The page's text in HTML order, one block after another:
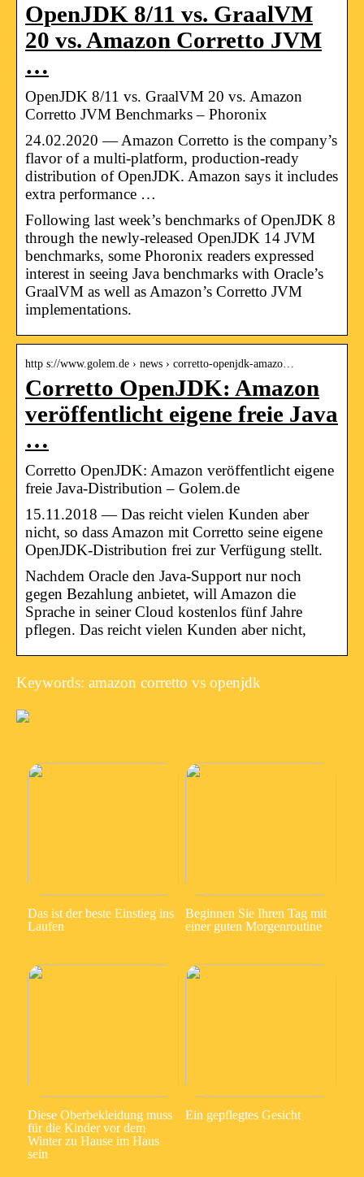
OpenJDK 8/11 vs. GraalVM
20 vs. Amazon Corretto JVM
…
OpenJDK 8/11 vs. GraalVM 20 vs. Amazon
Corretto JVM Benchmarks – Phoronix
24.02.2020 — Amazon Corretto is the company’s
flavor of a multi-platform, production-ready
distribution of OpenJDK. Amazon says it includes
extra performance …
Following last week’s benchmarks of OpenJDK 8
through the newly-released OpenJDK 14 JVM
benchmarks, some Phoronix readers expressed
interest in seeing Java benchmarks with Oracle’s
GraalVM as well as Amazon’s Corretto JVM
implementations.
http s://www.golem.de › news › corretto-openjdk-amazo…
Corretto OpenJDK: Amazon
veröffentlicht eigene freie Java
…
Corretto OpenJDK: Amazon veröffentlicht eigene
freie Java-Distribution – Golem.de
15.11.2018 — Das reicht vielen Kunden aber
nicht, so dass Amazon mit Corretto seine eigene
OpenJDK-Distribution frei zur Verfügung stellt.
Nachdem Oracle den Java-Support nur noch
gegen Bezahlung anbietet, will Amazon die
Sprache in seiner Cloud kostenlos fünf Jahre
pflegen. Das reicht vielen Kunden aber nicht,
Keywords: amazon corretto vs openjdk
Das ist der beste Einstieg ins
Laufen
Beginnen Sie Ihren Tag mit
einer guten Morgenroutine
Diese Oberbekleidung muss
für die Kinder vor dem
Winter zu Hause im Haus
sein
Ein gepflegtes Gesicht